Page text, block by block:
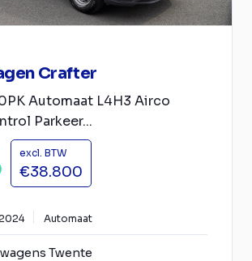
Crafter
Automaat L4H3 Airco
Parkeer...
excl. BTW
€38.800
Automaat
Twente